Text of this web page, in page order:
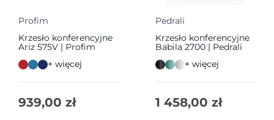
Profim
Krzesło konferencyjne
Ariz 575V | Profim
+ więcej
939,00 zł
Pedrali
Krzesło konferencyjne
Babila 2700 | Pedrali
+ więcej
1 458,00 zł